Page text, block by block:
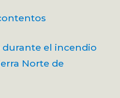
durante el incendio
Norte de